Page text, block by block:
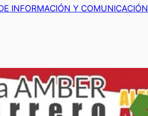
INFORMACIÓN Y COMUNICACIÓN